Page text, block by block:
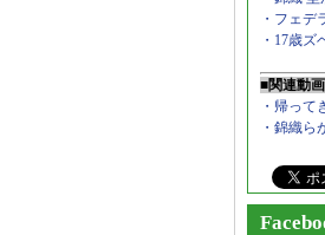
・フェデ
・17歳
■関連動
・帰って
・錦織